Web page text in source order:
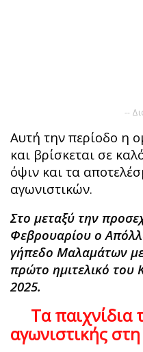
--
Αυτή την περίοδο η
και βρίσκεται σε
όψιν και τα
αγωνιστικών.
Στο μεταξύ την
Φεβρουαρίου ο
γήπεδο Μαλαμάτων με
πρώτο ημιτελικό
2025.
Τα παιχνίδια
αγωνιστικής στη